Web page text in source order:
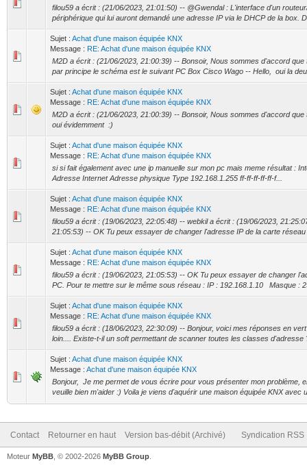
filou59 a écrit : (21/06/2023, 21:01:50) -- @Gwendal : L'interface d'un
périphérique qui lui auront demandé une adresse IP via le DHCP de la box.
Sujet : Achat d'une maison équipée KNX
Message : RE: Achat d'une maison équipée KNX
M2D a écrit : (21/06/2023, 21:00:39) -- Bonsoir, Nous sommes d'accord
par principe le schéma est le suivant PC Box Cisco Wago -- Hello, oui la
Sujet : Achat d'une maison équipée KNX
Message : RE: Achat d'une maison équipée KNX
M2D a écrit : (21/06/2023, 21:00:39) -- Bonsoir, Nous sommes d'accord
oui évidemment :)
Sujet : Achat d'une maison équipée KNX
Message : RE: Achat d'une maison équipée KNX
si si fait également avec une ip manuelle sur mon pc mais meme résultat :
Adresse Internet Adresse physique Type 192.168.1.255 ff-ff-ff-ff-ff-f...
Sujet : Achat d'une maison équipée KNX
Message : RE: Achat d'une maison équipée KNX
filou59 a écrit : (19/06/2023, 22:05:48) -- webkil a écrit : (19/06/2023,
21:05:53) -- OK Tu peux essayer de changer l'adresse IP de la carte réseau
Sujet : Achat d'une maison équipée KNX
Message : RE: Achat d'une maison équipée KNX
filou59 a écrit : (19/06/2023, 21:05:53) -- OK Tu peux essayer de changer
PC. Pour te mettre sur le même sous réseau : IP : 192.168.1.10 Masque :
Sujet : Achat d'une maison équipée KNX
Message : RE: Achat d'une maison équipée KNX
filou59 a écrit : (18/06/2023, 22:30:09) -- Bonjour, voici mes réponses en
loin.... Existe-t-il un soft permettant de scanner toutes les classes d'adresse
Sujet : Achat d'une maison équipée KNX
Message : Achat d'une maison équipée KNX
Bonjour, Je me permet de vous écrire pour vous présenter mon problème,
veuille bien m'aider :) Voila je viens d'aquérir une maison équipée KNX avec
Contact Retourner en haut Version bas-débit (Archivé) Syndication RSS
Moteur MyBB , © 2002-2026 MyBB Group